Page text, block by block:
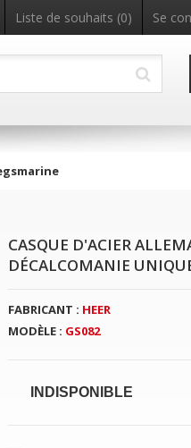
Liste de souhaits (0) Se
CASQUE D'ACIER
DÉCALCOMANIE
FABRICANT : HEER
MODÈLE : GS082
INDISPONIBLE